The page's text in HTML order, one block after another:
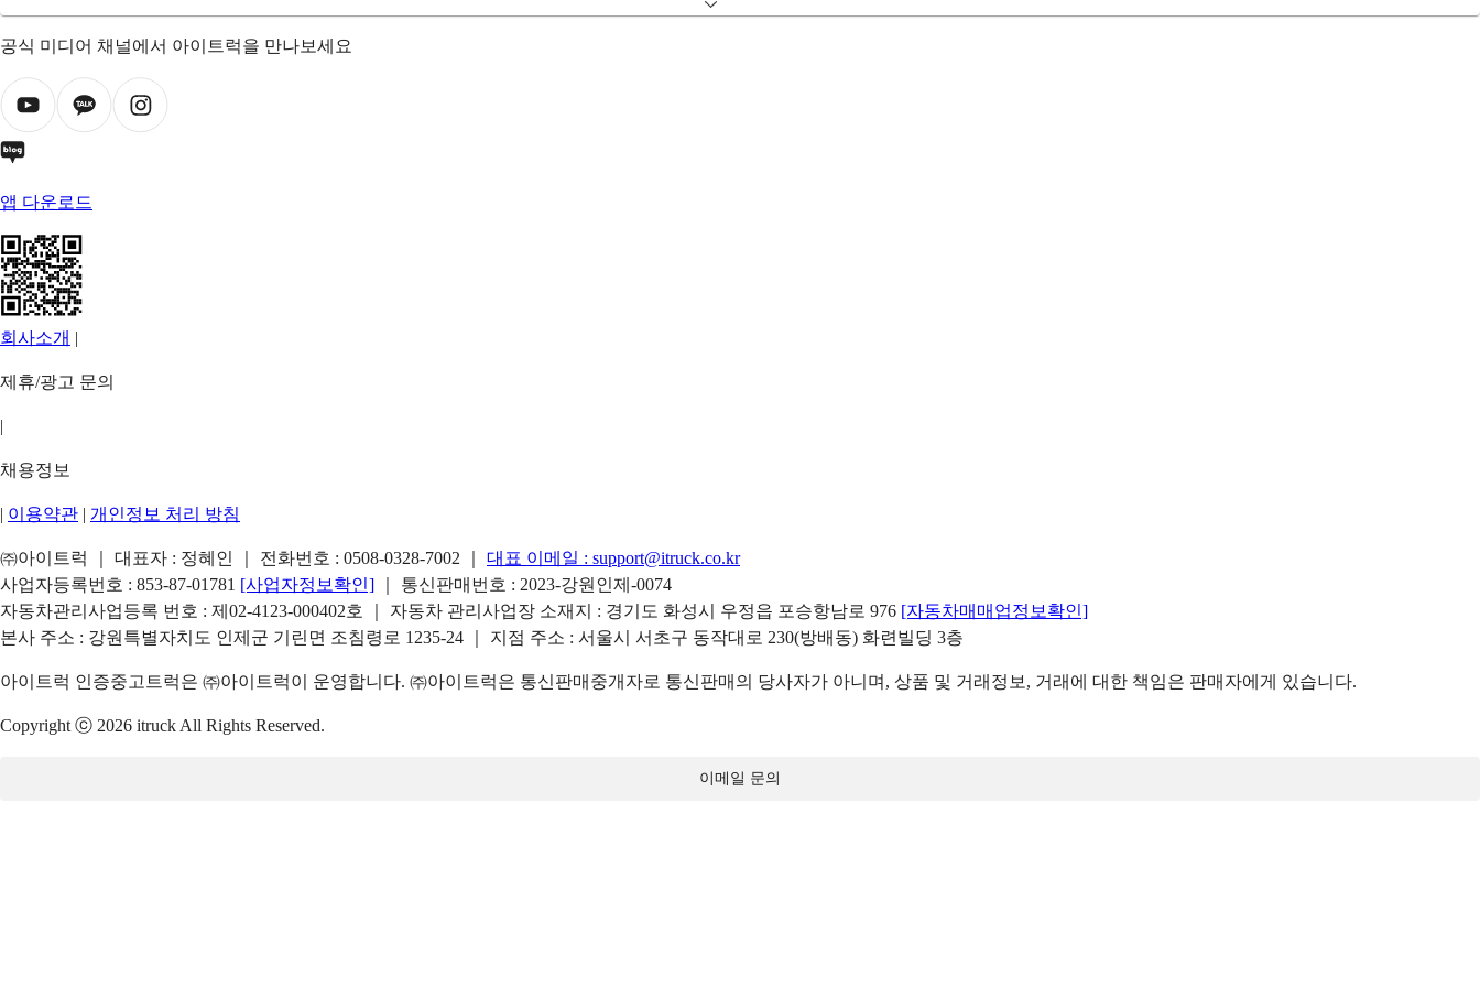
공식 미디어 채널에서 아이트럭을 만나보세요
앱 다운로드
회사소개 |
제휴/광고 문의
|
채용정보
| 이용약관 | 개인정보 처리 방침
㈜아이트럭 ｜ 대표자 : 정혜인 ｜ 전화번호 : 0508-0328-7002 대표 이메일 : support@itruck.co.kr
사업자등록번호 : 853-87-01781 [사업자정보확인]
｜ 통신판매번호 : 2023-강원인제-0074
자동차관리사업등록 번호 : 제02-4123-000402호 ｜ 자동차 관리사업장 소재지 : 경기도 화성시 우정읍 포승항남로 976 [자동차매매업정보확인]
본사 주소 : 강원특별자치도 인제군 기린면 조침령로 1235-24 ｜ 지점 주소 : 서울시 서초구 동작대로 230(방배동) 화련빌딩 3층
아이트럭 인증중고트럭은 ㈜아이트럭이 운영합니다. ㈜아이트럭은 통신판매중개자로 통신판매의 당사자가 아니며, 상품 및 거래정보, 거래에 대한 책임은 판매자에게 있습니다.
Copyright ⓒ 2026 itruck All Rights Reserved.
이메일 문의